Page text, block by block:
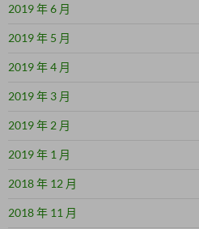
2019 年 6 月
2019 年 5 月
2019 年 4 月
2019 年 3 月
2019 年 2 月
2019 年 1 月
2018 年 12 月
2018 年 11 月